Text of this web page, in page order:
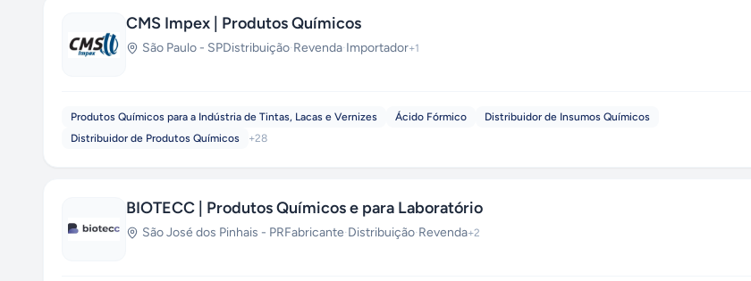
CMS Impex | Produtos Químicos
São Paulo - SPDistribuição·Revenda·Importador+1
Produtos Químicos para a Indústria de Tintas, Lacas e Vernizes Ácido Fórmico
Distribuidor de Insumos Químicos
Distribuidor de Produtos Químicos
+28
BIOTECC | Produtos Químicos e para Laboratório
São José dos Pinhais - PRFabricante·Distribuição·Revenda+2